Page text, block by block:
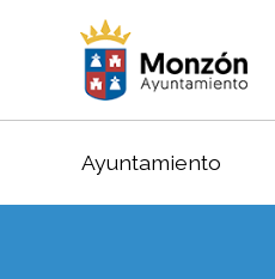
Ayuntamiento